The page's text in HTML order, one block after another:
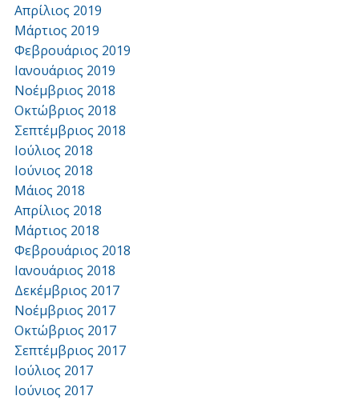
Απρίλιος 2019
Μάρτιος 2019
Φεβρουάριος 2019
Ιανουάριος 2019
Νοέμβριος 2018
Οκτώβριος 2018
Σεπτέμβριος 2018
Ιούλιος 2018
Ιούνιος 2018
Μάιος 2018
Απρίλιος 2018
Μάρτιος 2018
Φεβρουάριος 2018
Ιανουάριος 2018
Δεκέμβριος 2017
Νοέμβριος 2017
Οκτώβριος 2017
Σεπτέμβριος 2017
Ιούλιος 2017
Ιούνιος 2017